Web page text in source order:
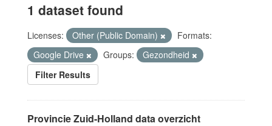
1 dataset found
Licenses: Other (Public Domain)
Formats:
Google Drive
Groups:
Gezondheid
Filter Results
Provincie Zuid-Holland data overzicht